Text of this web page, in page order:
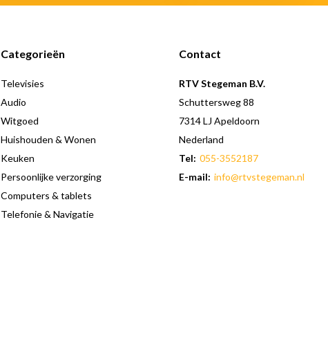
Categorieën
Televisies
Audio
Witgoed
Huishouden & Wonen
Keuken
Persoonlijke verzorging
Computers & tablets
Telefonie & Navigatie
Contact
RTV Stegeman B.V.
Schuttersweg 88
7314 LJ Apeldoorn
Nederland
Tel: 055-3552187
E-mail: info@rtvstegeman.nl